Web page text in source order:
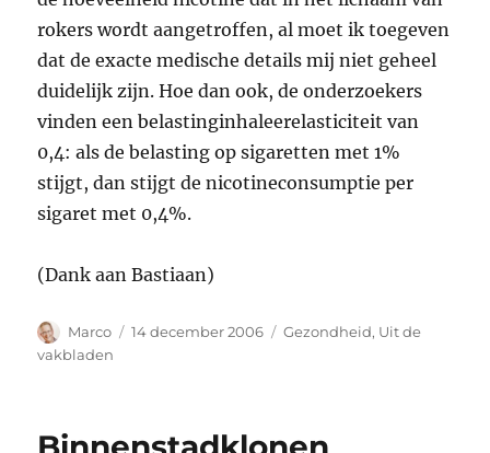
rokers wordt aangetroffen, al moet ik toegeven
dat de exacte medische details mij niet geheel
duidelijk zijn. Hoe dan ook, de onderzoekers
vinden een belastinginhaleerelasticiteit van
0,4: als de belasting op sigaretten met 1%
stijgt, dan stijgt de nicotineconsumptie per
sigaret met 0,4%.
(Dank aan Bastiaan)
Auteur
Marco
Geplaatst
14 december 2006 Categorieën
Gezondheid, Uit de
vakbladen